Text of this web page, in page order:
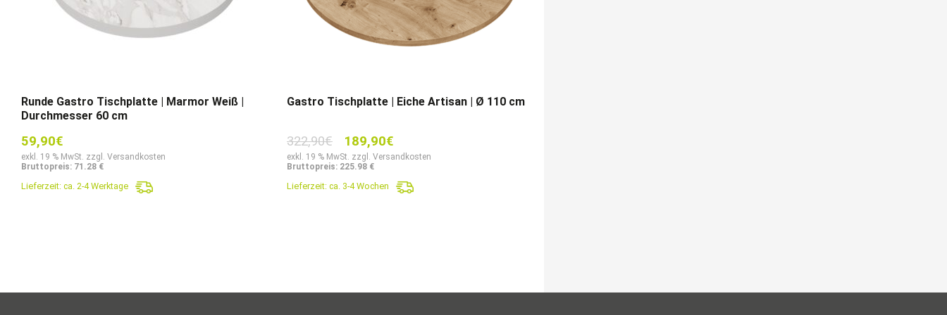
Runde Gastro Tischplatte | Marmor Weiß |
Durchmesser 60 cm
59,90€
exkl. 19 % MwSt. zzgl. Versandkosten
Bruttopreis: 71.28 €
Lieferzeit: ca. 2-4 Werktage
Gastro Tischplatte | Eiche Artisan | Ø 110 cm
322,90€
Ursprünglicher
Preis
war:
322,90€
189,90€
Preis
189,90€.
exkl. 19 % MwSt. zzgl. Versandkosten
Bruttopreis: 225.98 €
Lieferzeit: ca. 3-4 Wochen